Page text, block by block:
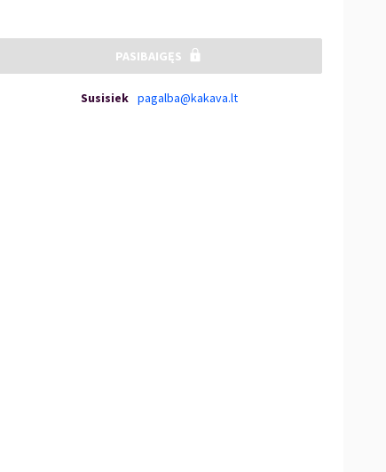
PASIBAIGĘS
Susisiek pagalba@kakava.lt